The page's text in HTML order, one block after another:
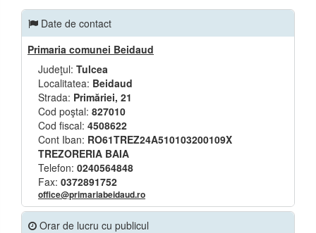
Date de contact
Primaria comunei Beidaud
Judeţul: Tulcea
Localitatea: Beidaud
Strada: Primăriei, 21
Cod poştal: 827010
Cod fiscal: 4508622
Cont Iban: RO61TREZ24A510103200109X
TREZORERIA BAIA
Telefon: 0240564848
Fax: 0372891752
office@primariabeidaud.ro
Orar de lucru cu publicul